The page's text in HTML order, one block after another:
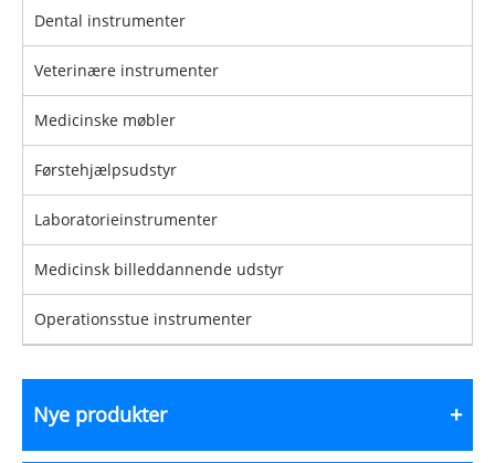
Dental instrumenter
Veterinære instrumenter
Medicinske møbler
Førstehjælpsudstyr
Laboratorieinstrumenter
Medicinsk billeddannende udstyr
Operationsstue instrumenter
Nye produkter